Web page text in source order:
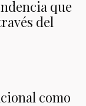
que
del
como